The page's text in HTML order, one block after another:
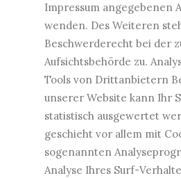
Impressum angegebenen
wenden. Des Weiteren
Beschwerderecht bei der
Aufsichtsbehörde zu.
Tools von Drittanbietern
unserer Website kann Ihr
statistisch ausgewertet
geschieht vor allem mit
sogenannten
Analyse Ihres Surf-